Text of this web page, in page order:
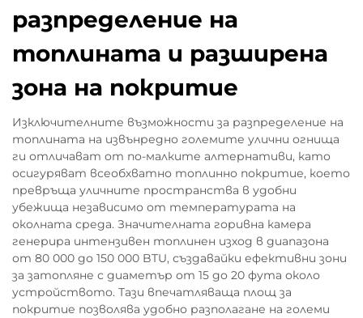
разпределение на
топлината и разширена
зона на покритие
Изключителните възможности за разпределение на
топлината на извънредно големите улични огнища
ги отличават от по-малките алтернативи, като
осигуряват всеобхватно топлинно покритие, което
превръща уличните пространства в удобни
убежища независимо от температурата на
околната среда. Значителната горивна камера
генерира интензивен топлинен изход в диапазона
от 80 000 до 150 000 BTU, създавайки ефективни зони
за затопляне с диаметър от 15 до 20 фута около
устройството. Тази впечатляваща площ за
покритие позволява удобно разполагане на големи